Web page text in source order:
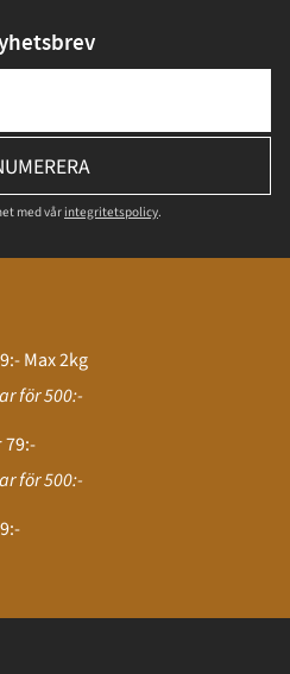
med vårintegritetspolicy.
Max 2kg
för 500:-
för 500:-